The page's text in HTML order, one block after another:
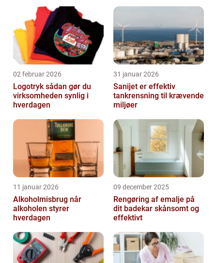
02 februar 2026
Logotryk sådan gør du
virksomheden synlig i
hverdagen
31 januar 2026
Sanijet er effektiv
tankrensning til krævende
miljøer
11 januar 2026
Alkoholmisbrug når
alkoholen styrer
hverdagen
09 december 2025
Rengøring af emalje på
dit badekar skånsomt og
effektivt